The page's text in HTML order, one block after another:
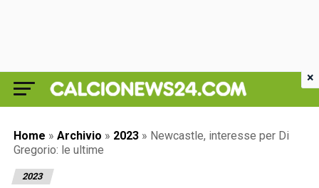
Home » Archivio » 2023 » Newcastle, interesse per Di
Gregorio: le ultime
2023
×